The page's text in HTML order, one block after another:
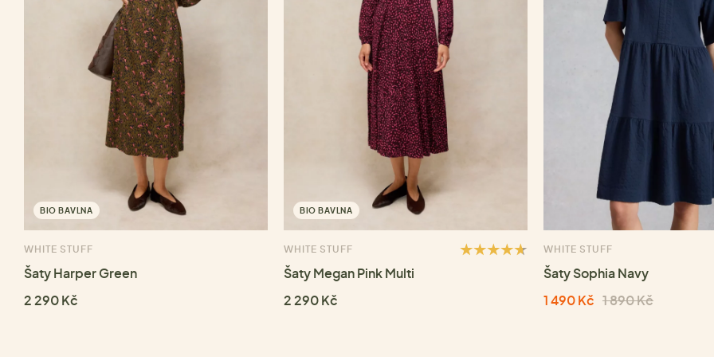
BIO BAVLNA
WHITE STUFF
Šaty Harper Green
2 290 Kč
BIO BAVLNA
WHITE STUFF
Šaty Megan Pink Multi
2 290 Kč
WHITE STUFF
Šaty Sophia Navy
1 490 Kč 1 890 Kč